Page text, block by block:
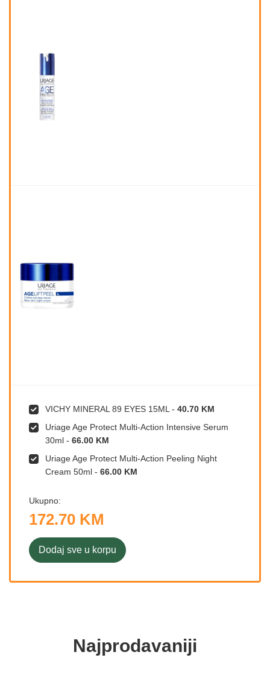
VICHY MINERAL 89 EYES 15ML - 40.70 KM
Uriage Age Protect Multi-Action Intensive Serum
30ml - 66.00 KM
Uriage Age Protect Multi-Action Peeling Night
Cream 50ml - 66.00 KM
Ukupno:
172.70 KM
Dodaj sve u korpu
Najprodavaniji